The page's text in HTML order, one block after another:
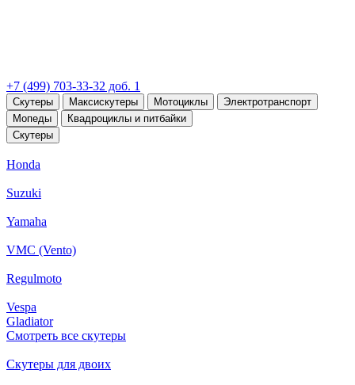
+7 (499) 703-33-32 доб. 1
Скутеры Максискутеры Мотоциклы
Электротранспорт
Мопеды
Квадроциклы и питбайки
Скутеры
Honda
Suzuki
Yamaha
VMC (Vento)
Regulmoto
Vespa
Gladiator
Смотреть все скутеры
Скутеры для двоих